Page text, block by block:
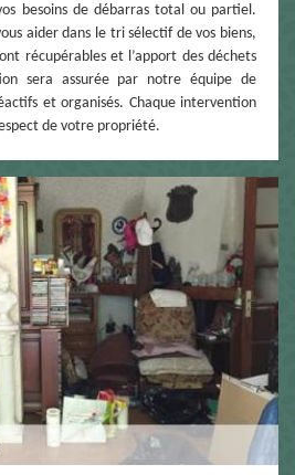
besoins de débarras total ou partiel.
aider dans le tri sélectif de vos biens,
récupérables et l’apport des déchets
sera assurée par notre équipe de
et organisés. Chaque intervention
de votre propriété.